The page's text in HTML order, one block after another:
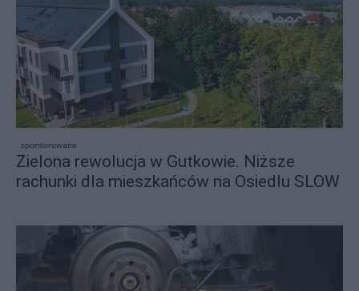
sponsorowane
Zielona rewolucja w Gutkowie. Niższe
rachunki dla mieszkańców na Osiedlu SLOW